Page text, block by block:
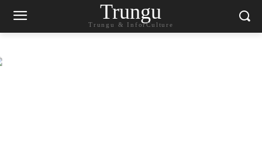
Trungu
Trungu & InforCulture